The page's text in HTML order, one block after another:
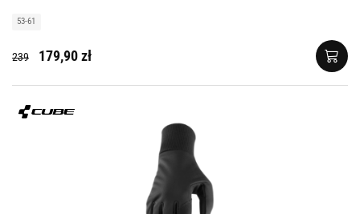
53-61
239 179,90 zł